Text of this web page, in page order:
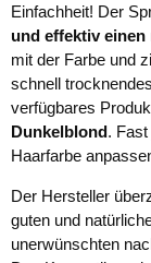
Einfachheit! Der
und effektiv
mit der Farbe und
schnell
verfügbares
Dunkelblond.
Haarfarbe
Der Hersteller
guten und
unerwünschten